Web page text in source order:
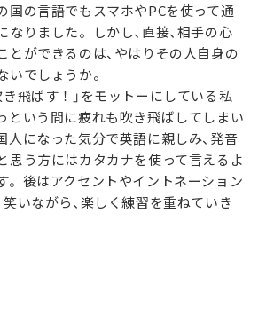
国の言語でもスマホやPCを使って通
なりました。しかし、直接、相手の心
とができるのは、やはりその人自身の
いでしょうか。
き飛ばす！」をモットーにしている私
という間に疲れも吹き飛ばしてしまい
人になった気分で英語に親しみ、発音
思う方にはカタカナを使って言えるよ
。後はアクセントやイントネーション
笑いながら、楽しく練習を重ねていき